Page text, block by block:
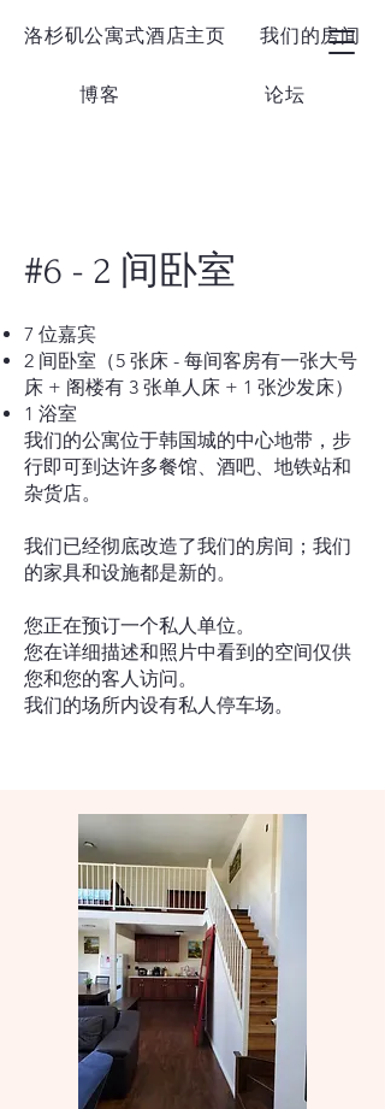
洛杉矶公寓式酒店主页 我们的房间
博客 论坛
#6 - 2 间卧室
7 位嘉宾
2 间卧室（5 张床 - 每间客房有一张大号
床 + 阁楼有 3 张单人床 + 1 张沙发床）
1 浴室
我们的公寓位于韩国城的中心地带，步
行即可到达许多餐馆、酒吧、地铁站和
杂货店。
我们已经彻底改造了我们的房间；我们
的家具和设施都是新的。
您正在预订一个私人单位。
您在详细描述和照片中看到的空间仅供
您和您的客人访问。
我们的场所内设有私人停车场。